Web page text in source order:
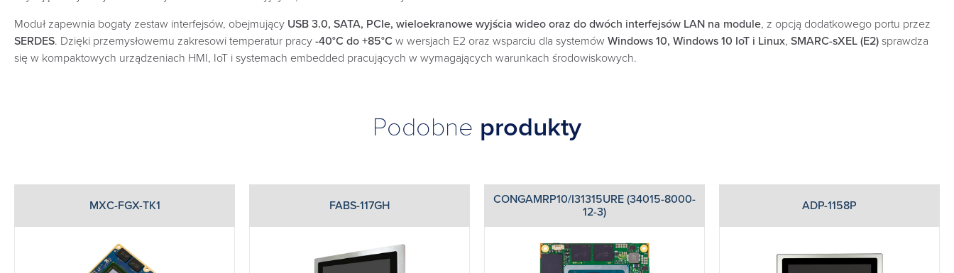
Moduł zapewnia bogaty zestaw interfejsów, obejmujący USB 3.0, SATA, PCIe, wieloekranowe wyjścia wideo oraz do dwóch interfejsów LAN na module, z opcją dodatkowego portu przez
SERDES. Dzięki przemysłowemu zakresowi temperatur pracy -40°C do +85°C w wersjach E2 oraz wsparciu dla systemów Windows 10, Windows 10 IoT i Linux, SMARC-sXEL (E2) sprawdza
się w kompaktowych urządzeniach HMI, IoT i systemach embedded pracujących w wymagających warunkach środowiskowych.
Podobne produkty
MXC-FGX-TK1 FABS-117GH
CONGAMRP10/I31315URE (34015-8000-
12-3)
ADP-1158P